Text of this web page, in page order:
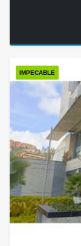
IMPECABLE